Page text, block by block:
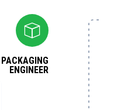
PACKAGING
ENGINEER